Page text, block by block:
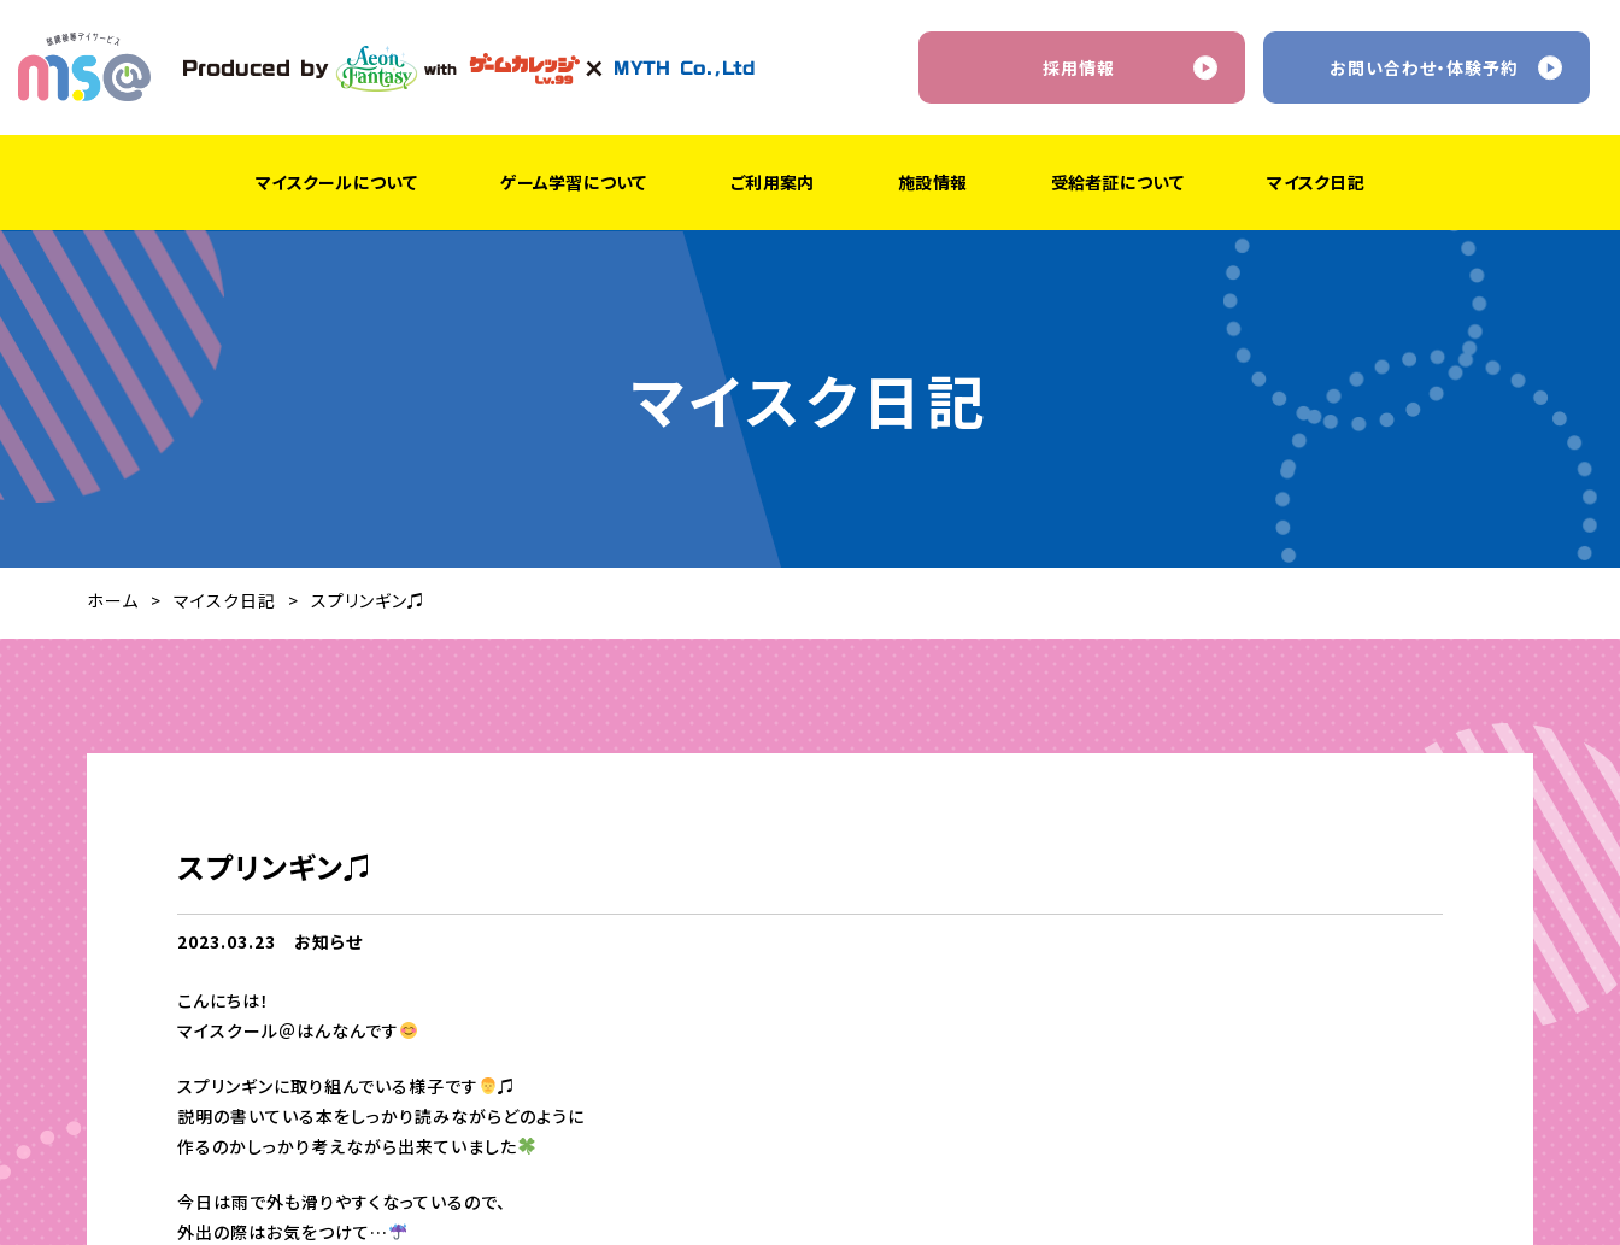
採用情報 お問い合わせ・体験予約
マイスクールについて ゲーム学習について ご利用案内 施設情報 受給者証について マイスク日記
マイスク日記
ホーム マイスク日記 スプリンギン♫
スプリンギン♫
2023.03.23 お知らせ
こんにちは！
マイスクール＠はんなんです
スプリンギンに取り組んでいる様子です
♫
説明の書いている本をしっかり読みながらどのように
作るのかしっかり考えながら出来ていました
今日は雨で外も滑りやすくなっているので、
外出の際はお気をつけて…